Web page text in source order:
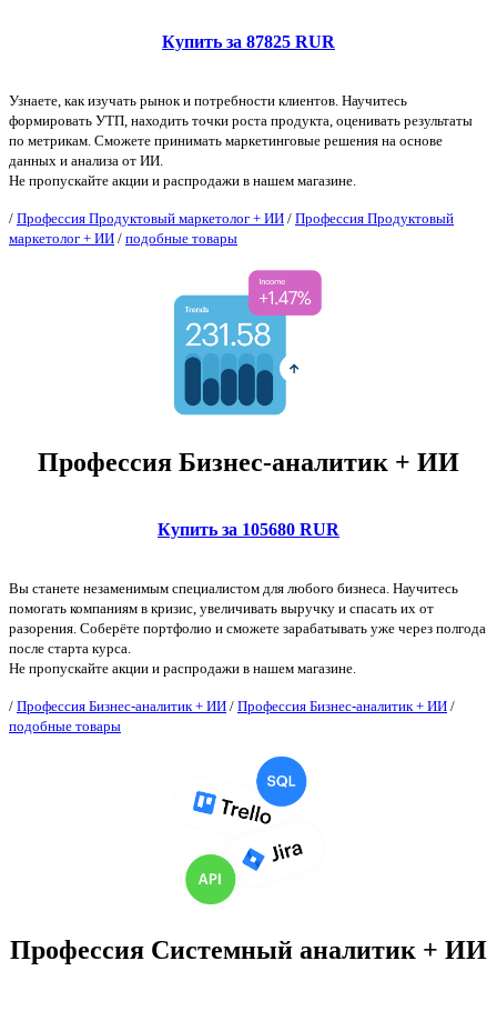
Купить за 87825 RUR
Узнаете, как изучать рынок и потребности клиентов. Научитесь
формировать УТП, находить точки роста продукта, оценивать результаты
по метрикам. Сможете принимать маркетинговые решения на основе
данных и анализа от ИИ.
Не пропускайте акции и распродажи в нашем магазине.
/ Профессия Продуктовый маркетолог + ИИ / Профессия Продуктовый
маркетолог + ИИ / подобные товары
Профессия Бизнес-аналитик + ИИ
Купить за 105680 RUR
Вы станете незаменимым специалистом для любого бизнеса. Научитесь
помогать компаниям в кризис, увеличивать выручку и спасать их от
разорения. Соберёте портфолио и сможете зарабатывать уже через полгода
после старта курса.
Не пропускайте акции и распродажи в нашем магазине.
/ Профессия Бизнес-аналитик + ИИ / Профессия Бизнес-аналитик + ИИ /
подобные товары
Профессия Системный аналитик + ИИ